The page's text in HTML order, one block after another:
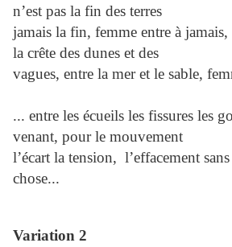
n’est pas la fin des terres
jamais la fin, femme entre à
la crête des dunes et des
vagues, entre la mer et le sable,
... entre les écueils les fissures les
venant, pour le mouvement
l’écart la tension, l’effacement
chose...
Variation 2